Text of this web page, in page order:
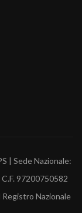
| Sede Nazionale:
97200750582
Nazionale